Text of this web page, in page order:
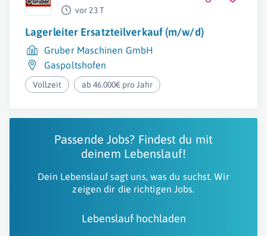
vor 23 T
Lagerleiter Ersatzteilverkauf (m/w/d)
Gruber Maschinen GmbH
Gaspoltshofen
Vollzeit ab 46.000€ pro Jahr
Passende Jobs? Findest du mit
deinem Lebenslauf!
Dein Lebenslauf sagt uns, was du suchst. Wir
zeigen dir die richtigen Jobs.
Lebenslauf hochladen